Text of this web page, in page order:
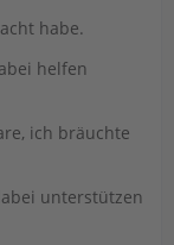
habe.
helfen
ich bräuchte
unterstützen